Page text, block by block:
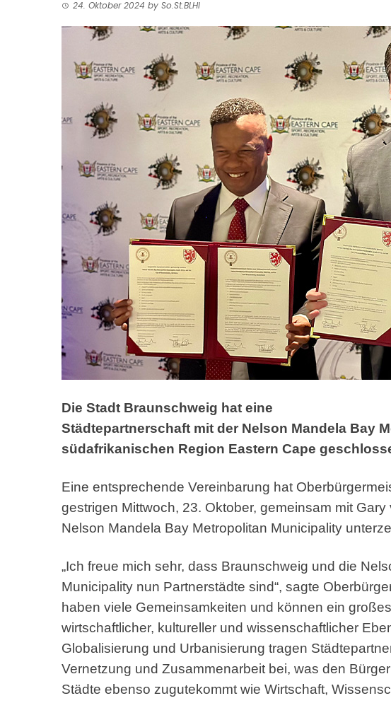
24. Oktober 2024 by So.St.BLHI
Die Stadt Braunschweig hat eine
Städtepartnerschaft mit der Nelson Mandela Bay
südafrikanischen Region Eastern Cape
Eine entsprechende Vereinbarung hat
gestrigen Mittwoch, 23. Oktober, gemeinsam mit
Nelson Mandela Bay Metropolitan Municipality
„Ich freue mich sehr, dass Braunschweig und die
Municipality nun Partnerstädte sind“, sagte
haben viele Gemeinsamkeiten und können ein
wirtschaftlicher, kultureller und wissenschaftlicher
Globalisierung und Urbanisierung tragen
Vernetzung und Zusammenarbeit bei, was den
Städte ebenso zugutekommt wie Wirtschaft,